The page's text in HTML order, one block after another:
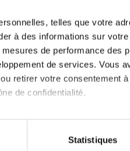
telles que votre
à des informations sur votre
de performance des
de services. Vous
retirer votre consentement à
de confidentialité.
qui peuvent
Statistiques
vous aurez besoin de
Créer un nouveau